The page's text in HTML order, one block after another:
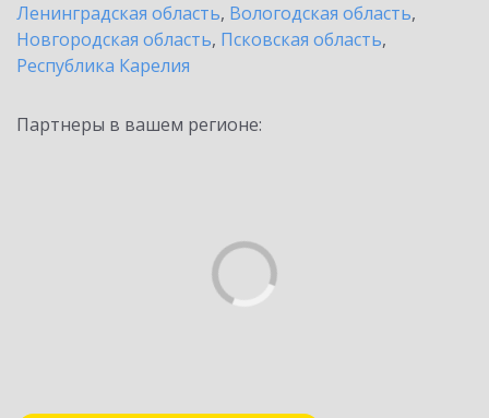
Ленинградская область, Вологодская область,
Новгородская область, Псковская область,
Республика Карелия
Партнеры в вашем регионе: